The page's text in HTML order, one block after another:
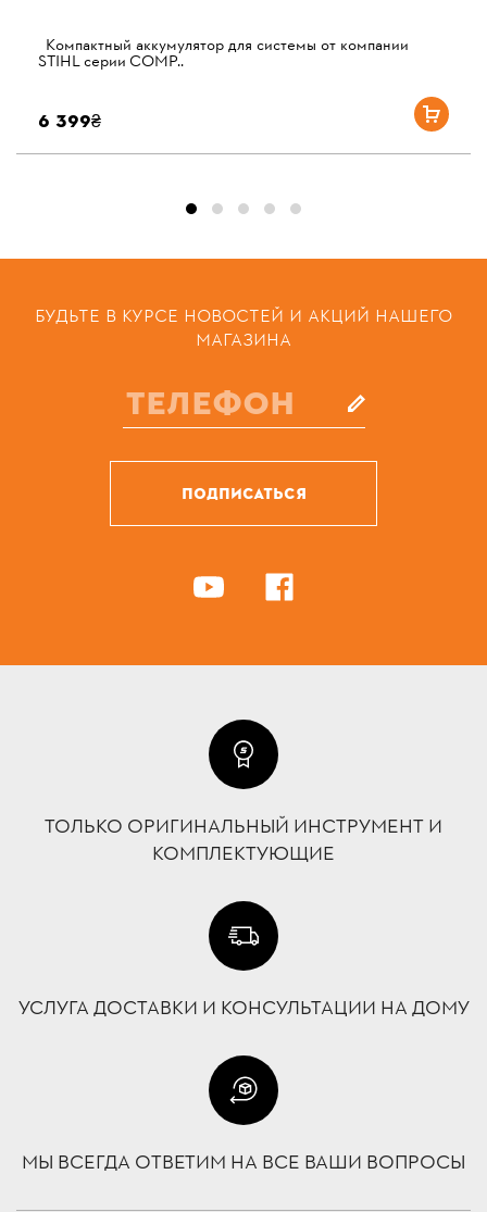
Компактный аккумулятор для системы от компании
STIHL серии COMP..
6 399₴
БУДЬТЕ В КУРСЕ НОВОСТЕЙ И АКЦИЙ НАШЕГО
МАГАЗИНА
ПОДПИСАТЬСЯ
ТОЛЬКО ОРИГИНАЛЬНЫЙ ИНСТРУМЕНТ И
КОМПЛЕКТУЮЩИЕ
УСЛУГА ДОСТАВКИ И КОНСУЛЬТАЦИИ НА ДОМУ
МЫ ВСЕГДА ОТВЕТИМ НА ВСЕ ВАШИ ВОПРОСЫ